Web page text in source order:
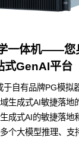
一体机——您
式GenAI平台
自有品牌PG模拟
生成式AI敏捷落地
成式AI的敏捷落地
个大模型推理、支